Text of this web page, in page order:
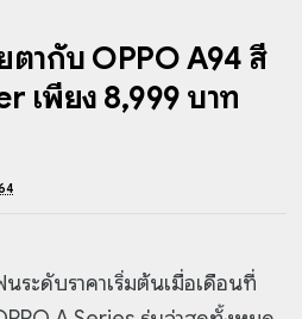
ากับ OPPO A94 สี
เพียง 8,999 บาท
ระดับราคาเริ่มต้นเมื่อเดือนที่